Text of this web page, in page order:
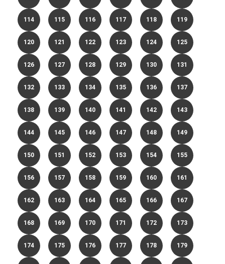
114 115 116 117 118 119
120 121 122 123 124 125
126 127 128 129 130 131
132 133 134 135 136 137
138 139 140 141 142 143
144 145 146 147 148 149
150 151 152 153 154 155
156 157 158 159 160 161
162 163 164 165 166 167
168 169 170 171 172 173
174 175 176 177 178 179